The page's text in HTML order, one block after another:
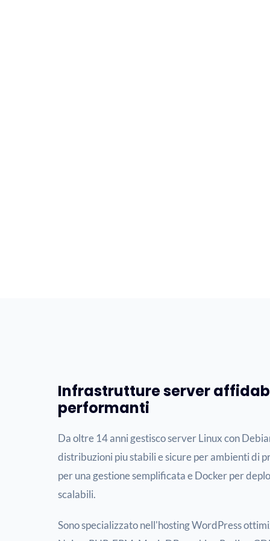
Infrastrutture server
performanti
Da oltre 14 anni gestisco server Linux con
distribuzioni piu stabili e sicure per ambienti di
per una gestione semplificata e Docker per
scalabili.
Sono specializzato nell'hosting WordPress